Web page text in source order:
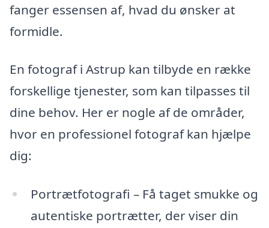
fanger essensen af, hvad du ønsker at
formidle.
En fotograf i Astrup kan tilbyde en række
forskellige tjenester, som kan tilpasses til
dine behov. Her er nogle af de områder,
hvor en professionel fotograf kan hjælpe
dig:
Portrætfotografi – Få taget smukke og
autentiske portrætter, der viser din